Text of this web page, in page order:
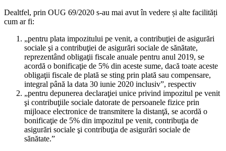
Dealtfel, prin OUG 69/2020 s-au mai avut în vedere și alte facilități
cum ar fi:
„pentru plata impozitului pe venit, a contribuţiei de asigurări
sociale şi a contribuţiei de asigurări sociale de sănătate,
reprezentând obligaţii fiscale anuale pentru anul 2019, se
acordă o bonificaţie de 5% din aceste sume, dacă toate aceste
obligaţii fiscale de plată se sting prin plată sau compensare,
integral până la data 30 iunie 2020 inclusiv”, respectiv
„pentru depunerea declaraţiei unice privind impozitul pe venit
şi contribuţiile sociale datorate de persoanele fizice prin
mijloace electronice de transmitere la distanţă, se acordă o
bonificaţie de 5% din impozitul pe venit, contribuţia de
asigurări sociale şi contribuţia de asigurări sociale de
sănătate.”